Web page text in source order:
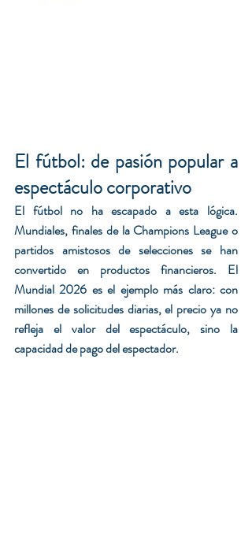
El fútbol: de pasión popular a
espectáculo corporativo
El fútbol no ha escapado a esta lógica.
Mundiales, finales de la Champions League o
partidos amistosos de selecciones se han
convertido en productos financieros. El
Mundial 2026 es el ejemplo más claro: con
millones de solicitudes diarias, el precio ya no
refleja el valor del espectáculo, sino la
capacidad de pago del espectador.